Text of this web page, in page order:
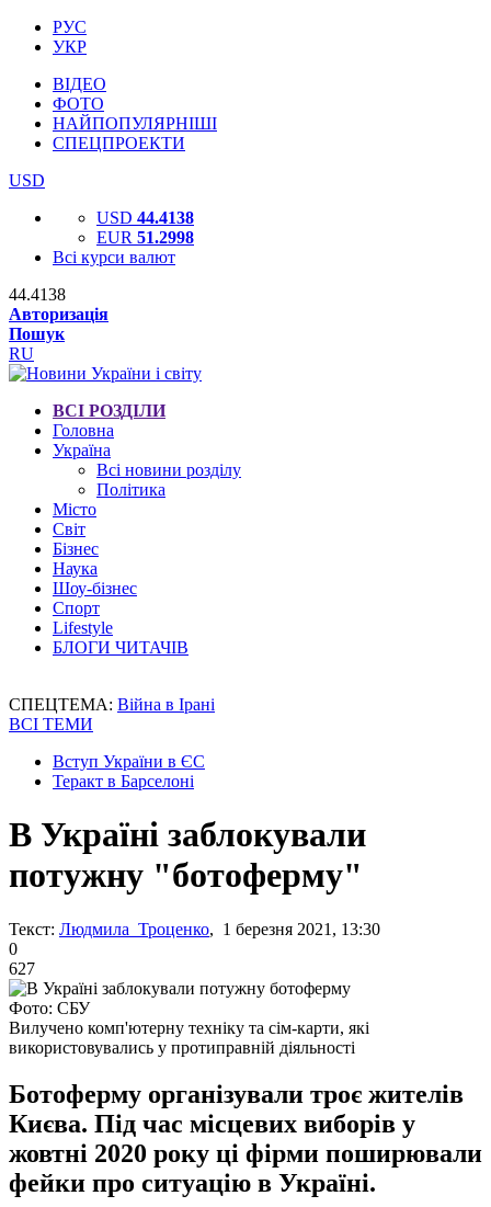
РУС
УКР
ВІДЕО
ФОТО
НАЙПОПУЛЯРНІШІ
СПЕЦПРОЕКТИ
USD
USD 44.4138
EUR 51.2998
Всі курси валют
44.4138
Авторизація
Пошук
RU
ВСІ РОЗДІЛИ
Головна
Україна
Всі новини розділу
Політика
Місто
Світ
Бізнес
Наука
Шоу-бізнес
Спорт
Lifestyle
БЛОГИ ЧИТАЧІВ
СПЕЦТЕМА: Війна в Ірані
ВСІ ТЕМИ
Вступ України в ЄС
Теракт в Барселоні
В Україні заблокували
потужну "ботоферму"
Текст: Людмила Троценко, 1 березня 2021, 13:30
0
627
Фото: СБУ
Вилучено комп'ютерну техніку та сім-карти, які
використовувались у протиправній діяльності
Ботоферму організували троє жителів
Києва. Під час місцевих виборів у
жовтні 2020 року ці фірми поширювали
фейки про ситуацію в Україні.